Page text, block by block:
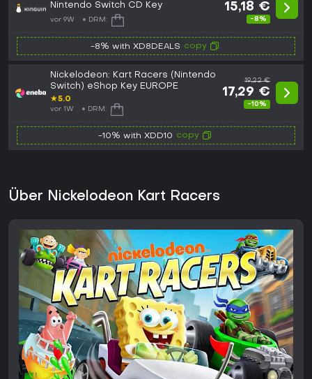
Nintendo Switch CD Key
vor 9W DRM:
15,18 €
-8%
-8% with XD8DEALS copy
Nickelodeon: Kart Racers (Nintendo
Switch) eShop Key EUROPE
★5.0
vor 1W DRM:
19,22 €
17,29 €
-10%
-10% with XDD10 copy
Über Nickelodeon Kart Racers